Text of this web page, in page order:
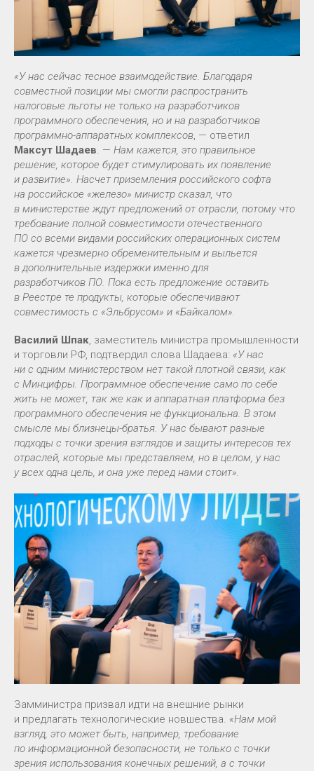
«У нас сейчас тесное взаимодействие. Благодаря
совместной позиции мы смогли распространить
налоговые льготы не только на разработчиков
программного обеспечения, но и на разработчиков
программно-аппаратных комплексов, — ответил
Максут Шадаев. — Нам кажется, это правильное
решение, которое будет стимулировать их появление
и развитие». Насчет приземления российского софта
на российское «железо» министр сказал, что
в министерстве ждут предложений от отрасли, потому что
требование полной совместимости отечественного
ПО со всеми видами российских операционных систем
кажется чрезмерно обременительным и выльется
в дополнительные издержки именно для
разработчиков ПО. Пока есть предложение оставить
в Реестре те продукты, которые обеспечивают
совместимость с «Эльбрусом» и «Байкалом».
Василий Шпак, заместитель министра промышленности
и торговли РФ, подтвердил слова Шадаева: «У нас
ни с одним министерством нет такой плотной связи, как
с Минцифры. Программное обеспечение само по себе
жить не может, так же как и аппаратная платформа без
программного обеспечения не функциональна. В этом
смысле мы близнецы-братья. У нас бывают разные
подходы с точки зрения взглядов и защиты интересов тех
отраслей, которые мы представляем, но в целом, у нас
у всех одна цель, и она уже перед нами стоит».
Замминистра призвал идти на внешние рынки
и предлагать технологические новшества. «Нам мой
взгляд, это может быть, например, требование
по информационной безопасности, не только с точки
зрения использования конечных решений, а с точки